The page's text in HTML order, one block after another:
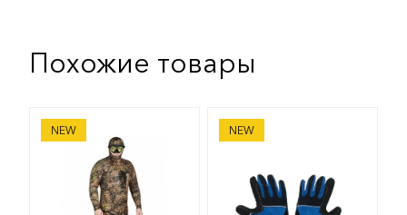
Похожие товары
NEW
Гидрокостюм Salvimar Garda Krypsis 7мм
NEW
Перчатки Aqualung